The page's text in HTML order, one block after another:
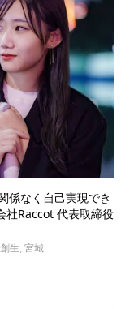
係なく自己実現でき
社Raccot 代表取締役
生, 宮城